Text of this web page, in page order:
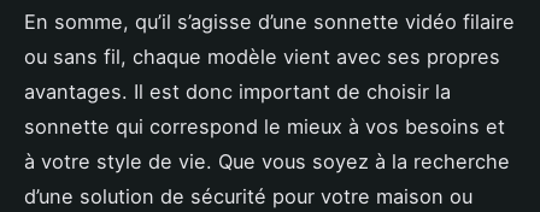
En somme, qu’il s’agisse d’une sonnette vidéo filaire
ou sans fil, chaque modèle vient avec ses propres
avantages. Il est donc important de choisir la
sonnette qui correspond le mieux à vos besoins et
à votre style de vie. Que vous soyez à la recherche
d’une solution de sécurité pour votre maison ou